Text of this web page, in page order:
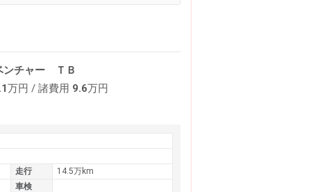
ンチャー ＴＢ
万円 / 諸費用 9.6万円
走行
14.5万km
車検